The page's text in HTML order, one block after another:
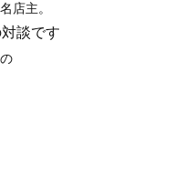
名店主。
談です